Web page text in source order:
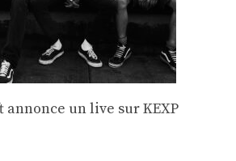
annonce un live sur KEXP